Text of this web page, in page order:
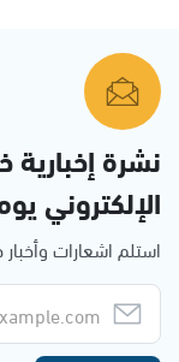
نشرة
الإلكتروني
استلم اشعارات